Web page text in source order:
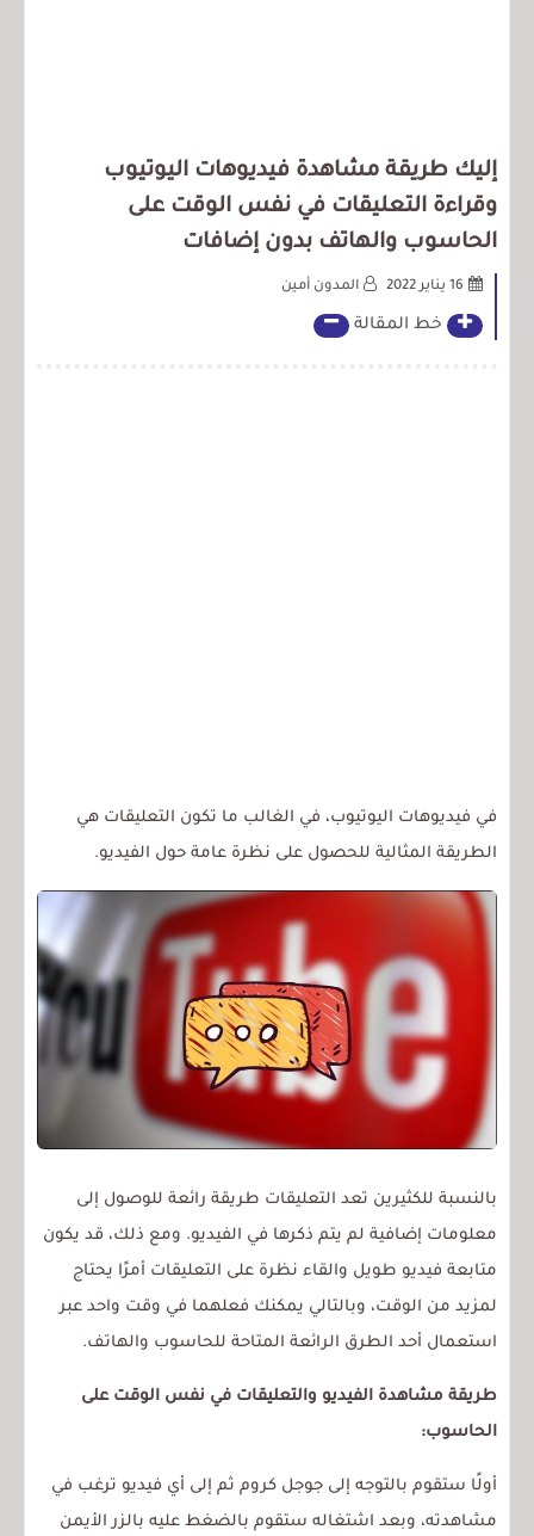
إليك طريقة مشاهدة فيديوهات اليوتيوب
وقراءة التعليقات في نفس الوقت على
الحاسوب والهاتف بدون إضافات
16 يناير 2022 المدون أمين
خط المقالة
في فيديوهات اليوتيوب، في الغالب ما تكون التعليقات هي
الطريقة المثالية للحصول على نظرة عامة حول الفيديو.
بالنسبة للكثيرين تعد التعليقات طريقة رائعة للوصول إلى
معلومات إضافية لم يتم ذكرها في الفيديو. ومع ذلك، قد يكون
متابعة فيديو طويل والقاء نظرة على التعليقات أمرًا يحتاج
لمزيد من الوقت، وبالتالي يمكنك فعلهما في وقت واحد عبر
استعمال أحد الطرق الرائعة المتاحة للحاسوب والهاتف.
طريقة مشاهدة الفيديو والتعليقات في نفس الوقت على
الحاسوب:
أولًا ستقوم بالتوجه إلى جوجل كروم ثم إلى أي فيديو ترغب في
مشاهدته، وبعد اشتغاله ستقوم بالضغط عليه بالزر الأيمن